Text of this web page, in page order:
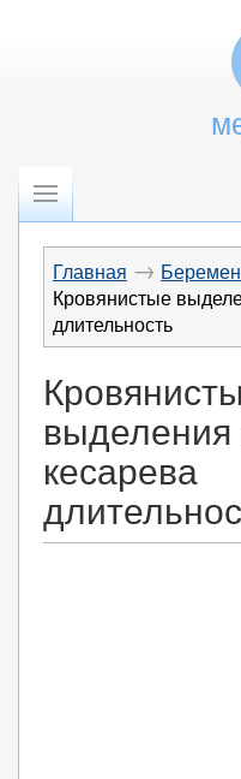
Главная →
Кровянистые
длительность
выделения
кесарева